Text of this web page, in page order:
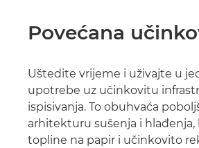
Povećana
Uštedite vrijeme i uživajte u
upotrebe uz učinkovitu
ispisivanja. To obuhvaća
arhitekturu sušenja i hlađenja,
topline na papir i učinkovito